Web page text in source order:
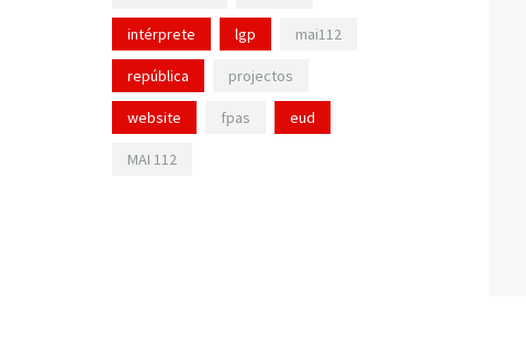
intérprete lgp mai112
república projectos
website fpas eud
MAI 112